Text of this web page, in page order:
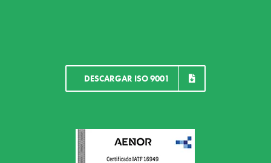
DESCARGAR ISO 9001